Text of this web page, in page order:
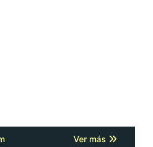
Ver más